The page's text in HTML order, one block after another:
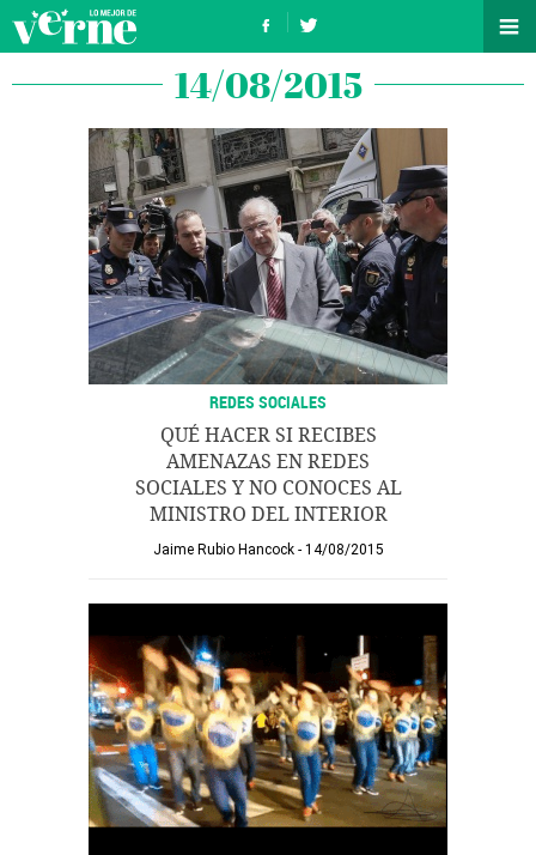
14/08/2015
REDES SOCIALES
QUÉ HACER SI RECIBES
AMENAZAS EN REDES
SOCIALES Y NO CONOCES AL
MINISTRO DEL INTERIOR
Jaime Rubio Hancock 14/08/2015